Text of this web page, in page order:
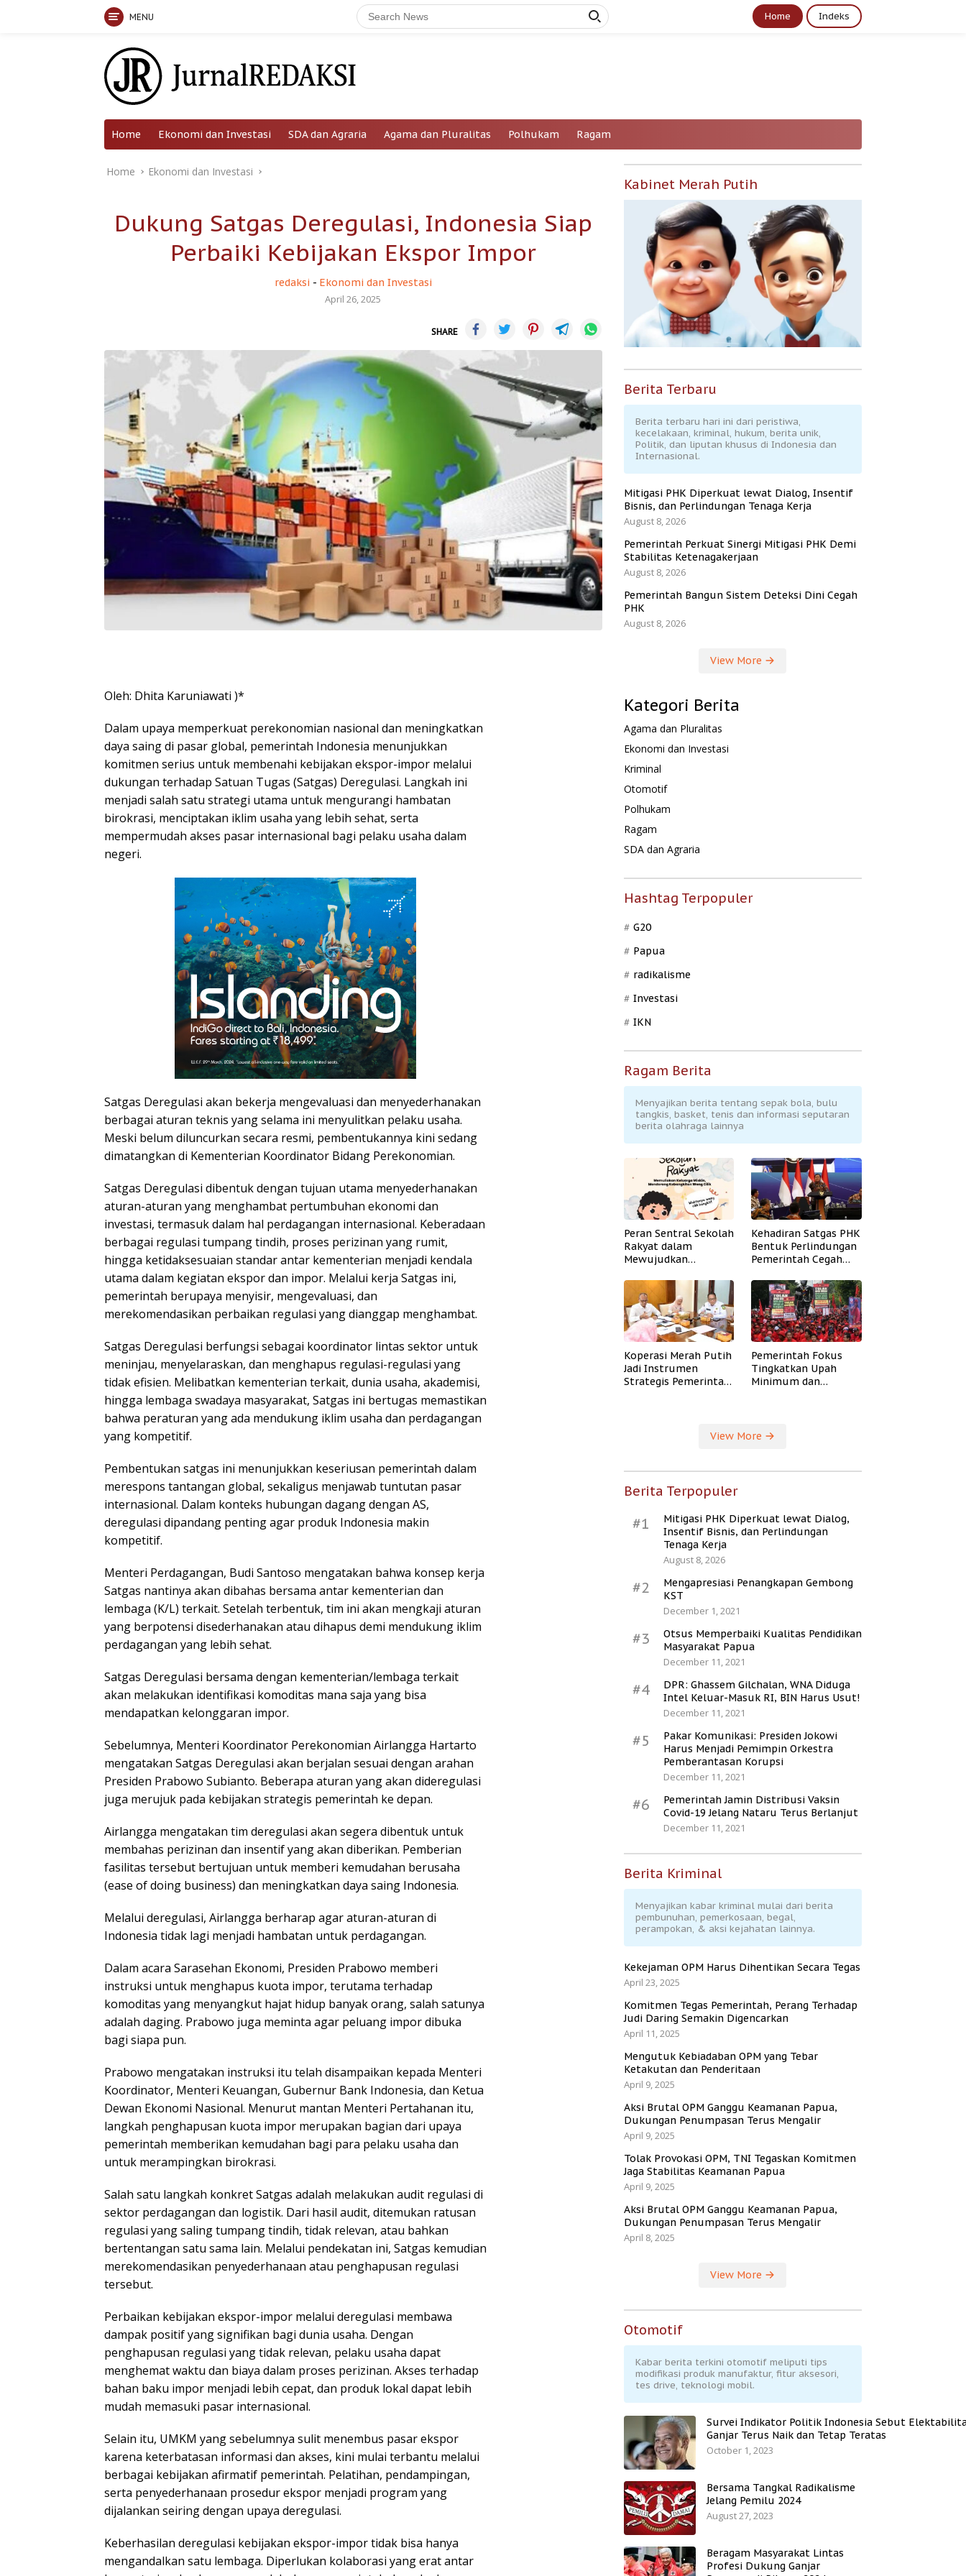
MENU Home Indeks
Home Ekonomi dan Investasi SDA dan Agraria Agama dan Pluralitas Polhukam Ragam
Home Ekonomi dan Investasi
Dukung Satgas Deregulasi, Indonesia Siap
Perbaiki Kebijakan Ekspor Impor
redaksi - Ekonomi dan Investasi
April 26, 2025
SHARE
Oleh: Dhita Karuniawati )*
Dalam upaya memperkuat perekonomian nasional dan meningkatkan
daya saing di pasar global, pemerintah Indonesia menunjukkan
komitmen serius untuk membenahi kebijakan ekspor-impor melalui
dukungan terhadap Satuan Tugas (Satgas) Deregulasi. Langkah ini
menjadi salah satu strategi utama untuk mengurangi hambatan
birokrasi, menciptakan iklim usaha yang lebih sehat, serta
mempermudah akses pasar internasional bagi pelaku usaha dalam
negeri.
Satgas Deregulasi akan bekerja mengevaluasi dan menyederhanakan
berbagai aturan teknis yang selama ini menyulitkan pelaku usaha.
Meski belum diluncurkan secara resmi, pembentukannya kini sedang
dimatangkan di Kementerian Koordinator Bidang Perekonomian.
Satgas Deregulasi dibentuk dengan tujuan utama menyederhanakan
aturan-aturan yang menghambat pertumbuhan ekonomi dan
investasi, termasuk dalam hal perdagangan internasional. Keberadaan
berbagai regulasi tumpang tindih, proses perizinan yang rumit,
hingga ketidaksesuaian standar antar kementerian menjadi kendala
utama dalam kegiatan ekspor dan impor. Melalui kerja Satgas ini,
pemerintah berupaya menyisir, mengevaluasi, dan
merekomendasikan perbaikan regulasi yang dianggap menghambat.
Satgas Deregulasi berfungsi sebagai koordinator lintas sektor untuk
meninjau, menyelaraskan, dan menghapus regulasi-regulasi yang
tidak efisien. Melibatkan kementerian terkait, dunia usaha, akademisi,
hingga lembaga swadaya masyarakat, Satgas ini bertugas memastikan
bahwa peraturan yang ada mendukung iklim usaha dan perdagangan
yang kompetitif.
Pembentukan satgas ini menunjukkan keseriusan pemerintah dalam
merespons tantangan global, sekaligus menjawab tuntutan pasar
internasional. Dalam konteks hubungan dagang dengan AS,
deregulasi dipandang penting agar produk Indonesia makin
kompetitif.
Menteri Perdagangan, Budi Santoso mengatakan bahwa konsep kerja
Satgas nantinya akan dibahas bersama antar kementerian dan
lembaga (K/L) terkait. Setelah terbentuk, tim ini akan mengkaji aturan
yang berpotensi disederhanakan atau dihapus demi mendukung iklim
perdagangan yang lebih sehat.
Satgas Deregulasi bersama dengan kementerian/lembaga terkait
akan melakukan identifikasi komoditas mana saja yang bisa
mendapatkan kelonggaran impor.
Sebelumnya, Menteri Koordinator Perekonomian Airlangga Hartarto
mengatakan Satgas Deregulasi akan berjalan sesuai dengan arahan
Presiden Prabowo Subianto. Beberapa aturan yang akan dideregulasi
juga merujuk pada kebijakan strategis pemerintah ke depan.
Airlangga mengatakan tim deregulasi akan segera dibentuk untuk
membahas perizinan dan insentif yang akan diberikan. Pemberian
fasilitas tersebut bertujuan untuk memberi kemudahan berusaha
(ease of doing business) dan meningkatkan daya saing Indonesia.
Melalui deregulasi, Airlangga berharap agar aturan-aturan di
Indonesia tidak lagi menjadi hambatan untuk perdagangan.
Dalam acara Sarasehan Ekonomi, Presiden Prabowo memberi
instruksi untuk menghapus kuota impor, terutama terhadap
komoditas yang menyangkut hajat hidup banyak orang, salah satunya
adalah daging. Prabowo juga meminta agar peluang impor dibuka
bagi siapa pun.
Prabowo mengatakan instruksi itu telah disampaikan kepada Menteri
Koordinator, Menteri Keuangan, Gubernur Bank Indonesia, dan Ketua
Dewan Ekonomi Nasional. Menurut mantan Menteri Pertahanan itu,
langkah penghapusan kuota impor merupakan bagian dari upaya
pemerintah memberikan kemudahan bagi para pelaku usaha dan
untuk merampingkan birokrasi.
Salah satu langkah konkret Satgas adalah melakukan audit regulasi di
sektor perdagangan dan logistik. Dari hasil audit, ditemukan ratusan
regulasi yang saling tumpang tindih, tidak relevan, atau bahkan
bertentangan satu sama lain. Melalui pendekatan ini, Satgas kemudian
merekomendasikan penyederhanaan atau penghapusan regulasi
tersebut.
Perbaikan kebijakan ekspor-impor melalui deregulasi membawa
dampak positif yang signifikan bagi dunia usaha. Dengan
penghapusan regulasi yang tidak relevan, pelaku usaha dapat
menghemat waktu dan biaya dalam proses perizinan. Akses terhadap
bahan baku impor menjadi lebih cepat, dan produk lokal dapat lebih
mudah memasuki pasar internasional.
Selain itu, UMKM yang sebelumnya sulit menembus pasar ekspor
karena keterbatasan informasi dan akses, kini mulai terbantu melalui
berbagai kebijakan afirmatif pemerintah. Pelatihan, pendampingan,
serta penyederhanaan prosedur ekspor menjadi program yang
dijalankan seiring dengan upaya deregulasi.
Keberhasilan deregulasi kebijakan ekspor-impor tidak bisa hanya
mengandalkan satu lembaga. Diperlukan kolaborasi yang erat antar
Kabinet Merah Putih
Berita Terbaru
Berita terbaru hari ini dari peristiwa,
kecelakaan, kriminal, hukum, berita unik,
Politik, dan liputan khusus di Indonesia dan
Internasional.
Mitigasi PHK Diperkuat lewat Dialog, Insentif
Bisnis, dan Perlindungan Tenaga Kerja
August 8, 2026
Pemerintah Perkuat Sinergi Mitigasi PHK Demi
Stabilitas Ketenagakerjaan
August 8, 2026
Pemerintah Bangun Sistem Deteksi Dini Cegah
PHK
August 8, 2026
View More
Kategori Berita
Agama dan Pluralitas
Ekonomi dan Investasi
Kriminal
Otomotif
Polhukam
Ragam
SDA dan Agraria
Hashtag Terpopuler
G20
Papua
radikalisme
Investasi
IKN
Ragam Berita
Menyajikan berita tentang sepak bola, bulu
tangkis, basket, tenis dan informasi seputaran
berita olahraga lainnya
Peran Sentral Sekolah
Rakyat dalam
Mewujudkan
Kehadiran Satgas PHK
Bentuk Perlindungan
Pemerintah Cegah
Koperasi Merah Putih
Jadi Instrumen
Strategis Pemerintah
Pemerintah Fokus
Tingkatkan Upah
Minimum dan
View More
Berita Terpopuler
#1
Mitigasi PHK Diperkuat lewat Dialog,
Insentif Bisnis, dan Perlindungan
Tenaga Kerja
August 8, 2026
#2
Mengapresiasi Penangkapan Gembong
KST
December 1, 2021
#3
Otsus Memperbaiki Kualitas Pendidikan
Masyarakat Papua
December 11, 2021
#4
DPR: Ghassem Gilchalan, WNA Diduga
Intel Keluar-Masuk RI, BIN Harus Usut!
December 11, 2021
#5
Pakar Komunikasi: Presiden Jokowi
Harus Menjadi Pemimpin Orkestra
Pemberantasan Korupsi
December 11, 2021
#6
Pemerintah Jamin Distribusi Vaksin
Covid-19 Jelang Nataru Terus Berlanjut
December 11, 2021
Berita Kriminal
Menyajikan kabar kriminal mulai dari berita
pembunuhan, pemerkosaan, begal,
perampokan, & aksi kejahatan lainnya.
Kekejaman OPM Harus Dihentikan Secara Tegas
April 23, 2025
Komitmen Tegas Pemerintah, Perang Terhadap
Judi Daring Semakin Digencarkan
April 11, 2025
Mengutuk Kebiadaban OPM yang Tebar
Ketakutan dan Penderitaan
April 9, 2025
Aksi Brutal OPM Ganggu Keamanan Papua,
Dukungan Penumpasan Terus Mengalir
April 9, 2025
Tolak Provokasi OPM, TNI Tegaskan Komitmen
Jaga Stabilitas Keamanan Papua
April 9, 2025
Aksi Brutal OPM Ganggu Keamanan Papua,
Dukungan Penumpasan Terus Mengalir
April 8, 2025
View More
Otomotif
Kabar berita terkini otomotif meliputi tips
modifikasi produk manufaktur, fitur aksesori,
tes drive, teknologi mobil.
Survei Indikator Politik Indonesia Sebut
Ganjar Terus Naik dan Tetap Teratas
October 1, 2023
Bersama Tangkal Radikalisme
Jelang Pemilu 2024
August 27, 2023
Beragam Masyarakat Lintas
Profesi Dukung Ganjar